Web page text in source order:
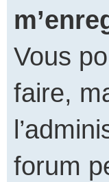
Vous
faire,
forum